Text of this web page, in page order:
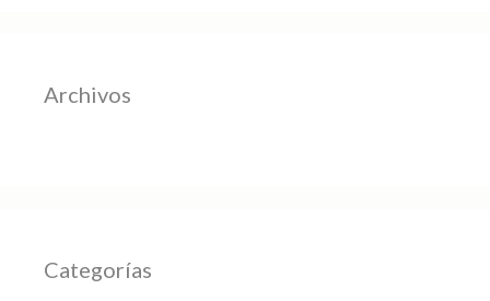
Archivos
Categorías